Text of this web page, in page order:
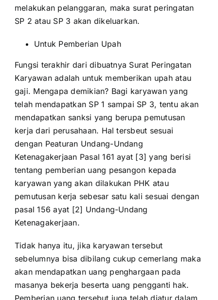
melakukan pelanggaran, maka surat peringatan
SP 2 atau SP 3 akan dikeluarkan.
Untuk Pemberian Upah
Fungsi terakhir dari dibuatnya Surat Peringatan
Karyawan adalah untuk memberikan upah atau
gaji. Mengapa demikian? Bagi karyawan yang
telah mendapatkan SP 1 sampai SP 3, tentu akan
mendapatkan sanksi yang berupa pemutusan
kerja dari perusahaan. Hal tersbeut sesuai
dengan Peaturan Undang-Undang
Ketenagakerjaan Pasal 161 ayat [3] yang berisi
tentang pemberian uang pesangon kepada
karyawan yang akan dilakukan PHK atau
pemutusan kerja sebesar satu kali sesuai dengan
pasal 156 ayat [2] Undang-Undang
Ketenagakerjaan.
Tidak hanya itu, jika karyawan tersebut
sebelumnya bisa dibilang cukup cemerlang maka
akan mendapatkan uang penghargaan pada
masanya bekerja beserta uang pengganti hak.
Pemberian uang tersebut juga telah diatur dalam